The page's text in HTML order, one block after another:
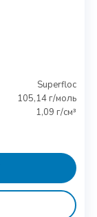
Superfloc
105,14 г/моль
1,09 г/см³